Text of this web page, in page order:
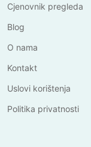
Cjenovnik pregleda
Blog
O nama
Kontakt
Uslovi korištenja
Politika privatnosti